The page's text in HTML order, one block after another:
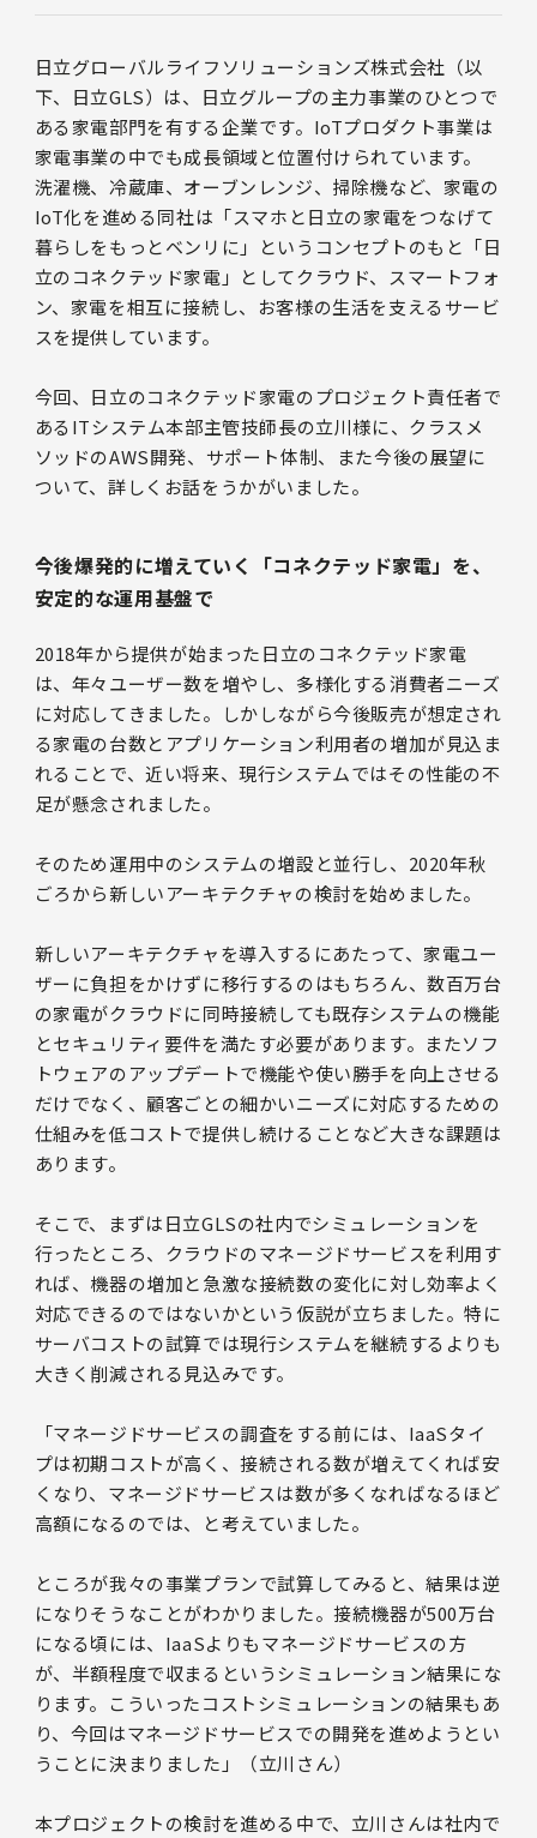
日立グローバルライフソリューションズ株式会社（以
下、日立GLS）は、日立グループの主力事業のひとつで
ある家電部門を有する企業です。IoTプロダクト事業は
家電事業の中でも成長領域と位置付けられています。
洗濯機、冷蔵庫、オーブンレンジ、掃除機など、家電の
IoT化を進める同社は「スマホと日立の家電をつなげて
暮らしをもっとベンリに」というコンセプトのもと「日
立のコネクテッド家電」としてクラウド、スマートフォ
ン、家電を相互に接続し、お客様の生活を支えるサービ
スを提供しています。
今回、日立のコネクテッド家電のプロジェクト責任者で
あるITシステム本部主管技師長の立川様に、クラスメ
ソッドのAWS開発、サポート体制、また今後の展望に
ついて、詳しくお話をうかがいました。
今後爆発的に増えていく「コネクテッド家電」を、
安定的な運用基盤で
2018年から提供が始まった日立のコネクテッド家電
は、年々ユーザー数を増やし、多様化する消費者ニーズ
に対応してきました。しかしながら今後販売が想定され
る家電の台数とアプリケーション利用者の増加が見込ま
れることで、近い将来、現行システムではその性能の不
足が懸念されました。
そのため運用中のシステムの増設と並行し、2020年秋
ごろから新しいアーキテクチャの検討を始めました。
新しいアーキテクチャを導入するにあたって、家電ユー
ザーに負担をかけずに移行するのはもちろん、数百万台
の家電がクラウドに同時接続しても既存システムの機能
とセキュリティ要件を満たす必要があります。またソフ
トウェアのアップデートで機能や使い勝手を向上させる
だけでなく、顧客ごとの細かいニーズに対応するための
仕組みを低コストで提供し続けることなど大きな課題は
あります。
そこで、まずは日立GLSの社内でシミュレーションを
行ったところ、クラウドのマネージドサービスを利用す
れば、機器の増加と急激な接続数の変化に対し効率よく
対応できるのではないかという仮説が立ちました。特に
サーバコストの試算では現行システムを継続するよりも
大きく削減される見込みです。
「マネージドサービスの調査をする前には、IaaSタイ
プは初期コストが高く、接続される数が増えてくれば安
くなり、マネージドサービスは数が多くなればなるほど
高額になるのでは、と考えていました。
ところが我々の事業プランで試算してみると、結果は逆
になりそうなことがわかりました。接続機器が500万台
になる頃には、IaaSよりもマネージドサービスの方
が、半額程度で収まるというシミュレーション結果にな
ります。こういったコストシミュレーションの結果もあ
り、今回はマネージドサービスでの開発を進めようとい
うことに決まりました」（立川さん）
本プロジェクトの検討を進める中で、立川さんは社内で